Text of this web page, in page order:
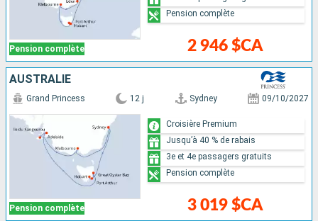
Pension complète 2 946 $CA
Pension complète
AUSTRALIE
Pension complète
Grand Princess 12 j Sydney 09/10/2027
3 019 $CA
Croisière Premium
Jusqu’à 40 % de rabais
3e et 4e passagers gratuits
Pension complète